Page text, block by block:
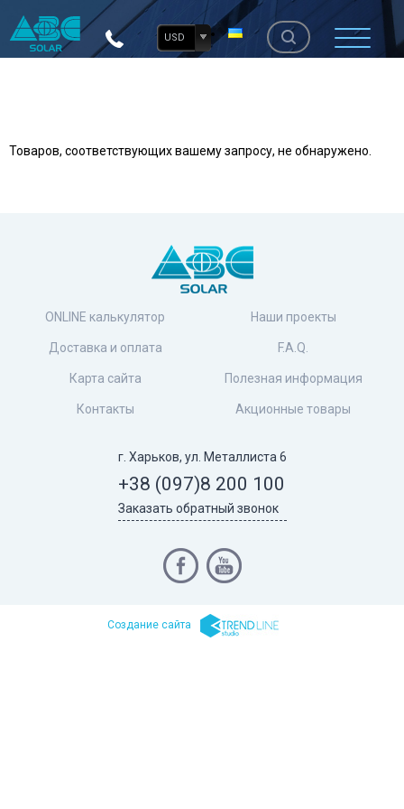
USD
Товаров, соответствующих вашему запросу, не обнаружено.
ONLINE калькулятор
Доставка и оплата
Карта сайта
Контакты
Наши проекты
F.A.Q.
Полезная информация
Акционные товары
г. Харьков, ул. Металлиста 6
+38 (097)8 200 100
Заказать обратный звонок
Cоздание сайта